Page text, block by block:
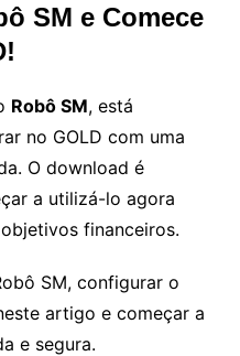
SM e Comece
Robô SM, está
no GOLD com uma
O download é
a utilizá-lo agora
financeiros.
SM, configurar o
artigo e começar a
e segura.